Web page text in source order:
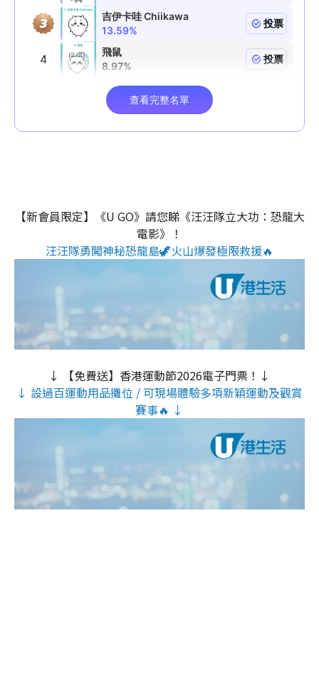
【新會員限定】《U GO》請您睇《汪汪隊立大功：恐龍大
電影》！
汪汪隊勇闖神秘恐龍島🦖火山爆發極限救援🔥
↓ 【免費送】香港運動節2026電子門票！↓
↓ 設過百運動用品攤位 / 可現場體驗多項新穎運動及觀賞
賽事🔥 ↓